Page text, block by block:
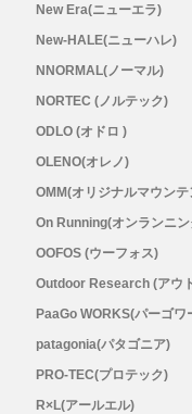
New Era(ニューエラ)
New-HALE(ニューハレ)
NNORMAL(ノーマル)
NORTEC (ノルテック)
ODLO (オドロ )
OLENO(オレノ)
OMM(オリジナルマウン
On Running(オンランニン
OOFOS (ウーフォス)
Outdoor Research (アウ
PaaGo WORKS(パーゴワ
patagonia(パタゴニア)
PRO-TEC(プロテック)
R×L(アールエル)